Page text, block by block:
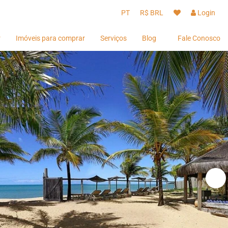
PT R$ BRL Login
Imóveis para comprar Serviços
Hóspedes
Proprietários
Blog
Hóspedes
Proprietários
Fale Conosco